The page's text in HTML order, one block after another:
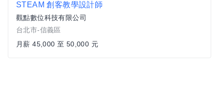
STEAM 創客教學設計師
觀點數位科技有限公司
台北市-信義區
月薪 45,000 至 50,000 元